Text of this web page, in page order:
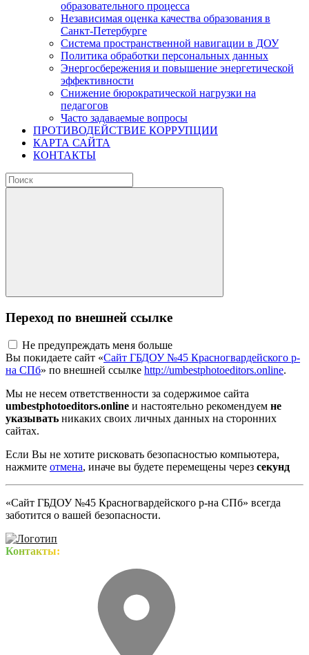
образовательного процесса
Независимая оценка качества образования в
Санкт-Петербурге
Система пространственной навигации в ДОУ
Политика обработки персональных данных
Энергосбережения и повышение энергетической
эффективности
Снижение бюрократической нагрузки на
педагогов
Часто задаваемые вопросы
ПРОТИВОДЕЙСТВИЕ КОРРУПЦИИ
КАРТА САЙТА
КОНТАКТЫ
Переход по внешней ссылке
Не предупреждать меня больше
Вы покидаете сайт «Сайт ГБДОУ №45 Красногвардейского р-
на СПб» по внешней ссылке http://umbestphotoeditors.online.
Мы не несем ответственности за содержимое сайта
umbestphotoeditors.online и настоятельно рекомендуем не
указывать никаких своих личных данных на сторонних
сайтах.
Если Вы не хотите рисковать безопасностью компьютера,
нажмите отмена, иначе вы будете перемещены через секунд
«Сайт ГБДОУ №45 Красногвардейского р-на СПб» всегда
заботится о вашей безопасности.
Контакты: